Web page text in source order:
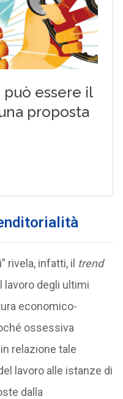
rivela, infatti, il trend
lavoro degli ultimi
economico-
ossessiva
relazione tale
lavoro alle istanze di
dalla